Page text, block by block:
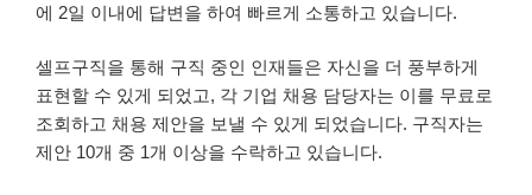
에 2일 이내에 답변을 하여 빠르게 소통하고 있습니다.
셀프구직을 통해 구직 중인 인재들은 자신을 더 풍부하게
표현할 수 있게 되었고, 각 기업 채용 담당자는 이를 무료로
조회하고 채용 제안을 보낼 수 있게 되었습니다. 구직자는
제안 10개 중 1개 이상을 수락하고 있습니다.